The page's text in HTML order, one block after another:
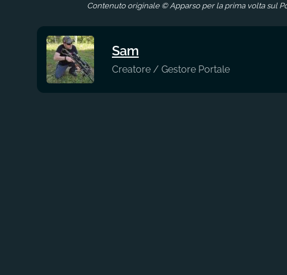
Contenuto originale © Apparso per la prima volta sul
Sam
Creatore / Gestore Portale